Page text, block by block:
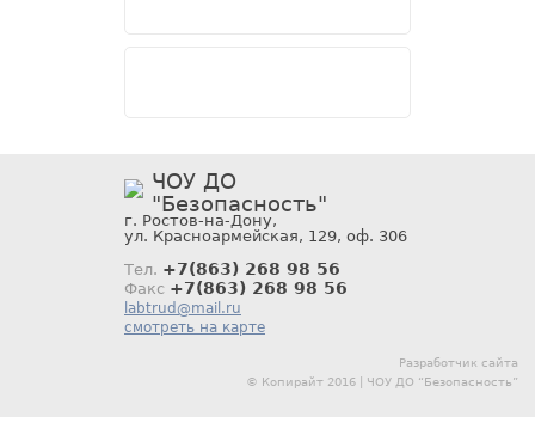
ЧОУ ДО
"Безопасность"
г. Ростов-на-Дону,
ул. Красноармейская, 129, оф. 306
Тел. +7(863) 268 98 56
Факс +7(863) 268 98 56
labtrud@mail.ru
смотреть на карте
Разработчик сайта
© Копирайт 2016 | ЧОУ ДО “Безопасность”